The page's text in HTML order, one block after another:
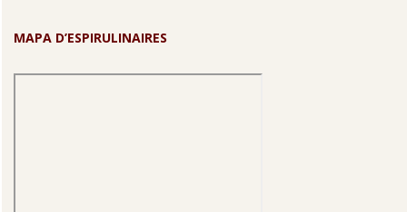
MAPA D’ESPIRULINAIRES